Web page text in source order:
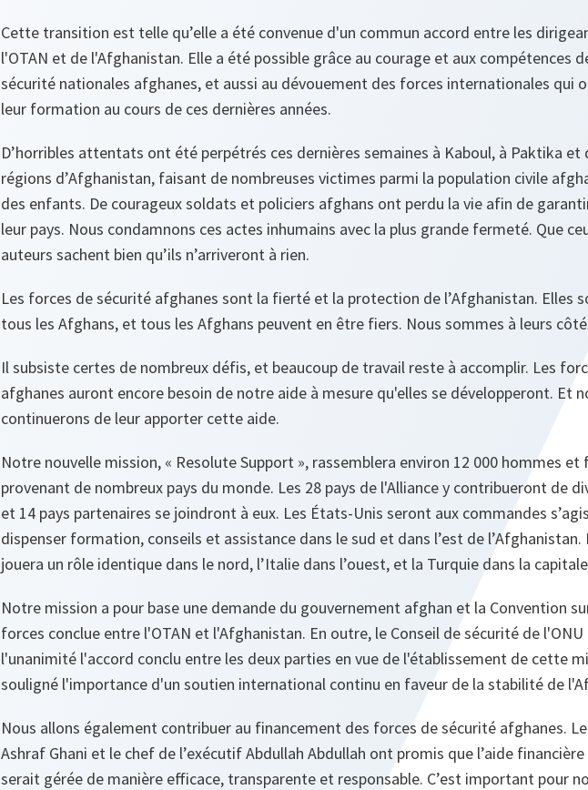
Cette transition est telle qu’elle a été convenue d'un commun accord entre les
l'OTAN et de l'Afghanistan. Elle a été possible grâce au courage et aux compétences
sécurité nationales afghanes, et aussi au dévouement des forces internationales qui
leur formation au cours de ces dernières années.
D’horribles attentats ont été perpétrés ces dernières semaines à Kaboul, à Paktika et
régions d’Afghanistan, faisant de nombreuses victimes parmi la population civile
des enfants. De courageux soldats et policiers afghans ont perdu la vie afin de
leur pays. Nous condamnons ces actes inhumains avec la plus grande fermeté. Que
auteurs sachent bien qu’ils n’arriveront à rien.
Les forces de sécurité afghanes sont la fierté et la protection de l’Afghanistan. Elles
tous les Afghans, et tous les Afghans peuvent en être fiers. Nous sommes à leurs
Il subsiste certes de nombreux défis, et beaucoup de travail reste à accomplir. Les
afghanes auront encore besoin de notre aide à mesure qu'elles se développeront. Et
continuerons de leur apporter cette aide.
Notre nouvelle mission, « Resolute Support », rassemblera environ 12 000 hommes et
provenant de nombreux pays du monde. Les 28 pays de l'Alliance y contribueront de
et 14 pays partenaires se joindront à eux. Les États-Unis seront aux commandes
dispenser formation, conseils et assistance dans le sud et dans l’est de l’Afghanistan.
jouera un rôle identique dans le nord, l’Italie dans l’ouest, et la Turquie dans la
Notre mission a pour base une demande du gouvernement afghan et la Convention
forces conclue entre l'OTAN et l'Afghanistan. En outre, le Conseil de sécurité de l'ONU
l'unanimité l'accord conclu entre les deux parties en vue de l'établissement de cette
souligné l'importance d'un soutien international continu en faveur de la stabilité de
Nous allons également contribuer au financement des forces de sécurité afghanes.
Ashraf Ghani et le chef de l’exécutif Abdullah Abdullah ont promis que l’aide
serait gérée de manière efficace, transparente et responsable. C’est important pour